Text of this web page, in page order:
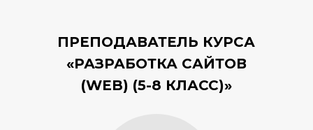
ПРЕПОДАВАТЕЛЬ КУРСА
«РАЗРАБОТКА САЙТОВ
(WEB) (5-8 КЛАСС)»